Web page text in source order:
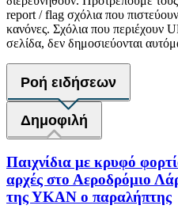
report / flag σχόλια που
κανόνες. Σχόλια που περιέχουν
σελίδα, δεν δημοσιεύονται
Ροή ειδήσεων
Δημοφιλή
Παιχνίδια με κρυφό
αρχές στο Αεροδρόμιο
της ΥΚΑΝ ο παραλήπτης